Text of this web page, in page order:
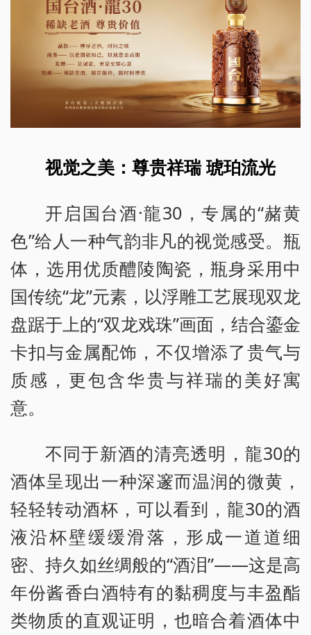
视觉之美：尊贵祥瑞 琥珀流光
开启国台酒·龍30，专属的“赭黄
色”给人一种气韵非凡的视觉感受。瓶
体，选用优质醴陵陶瓷，瓶身采用中
国传统“龙”元素，以浮雕工艺展现双龙
盘踞于上的“双龙戏珠”画面，结合鎏金
卡扣与金属配饰，不仅增添了贵气与
质感，更包含华贵与祥瑞的美好寓
意。
不同于新酒的清亮透明，龍30的
酒体呈现出一种深邃而温润的微黄，
轻轻转动酒杯，可以看到，龍30的酒
液沿杯壁缓缓滑落，形成一道道细
密、持久如丝绸般的“酒泪”——这是高
年份酱香白酒特有的黏稠度与丰盈酯
类物质的直观证明，也暗合着酒体中